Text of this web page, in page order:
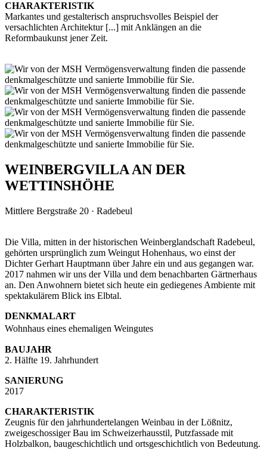
CHARAKTERISTIK
Markantes und gestalterisch anspruchsvolles Beispiel der
versachlichten Architektur [...] mit Anklängen an die
Reformbaukunst jener Zeit.
WEINBERGVILLA AN DER
WETTINSHÖHE
Mittlere Bergstraße 20 · Radebeul
Die Villa, mitten in der historischen Weinberglandschaft Radebeul,
gehörten ursprünglich zum Weingut Hohenhaus, wo einst der
Dichter Gerhart Hauptmann über Jahre ein und aus gegangen war.
2017 nahmen wir uns der Villa und dem benachbarten Gärtnerhaus
an. Den Anwohnern bietet sich heute ein gediegenes Ambiente mit
spektakulärem Blick ins Elbtal.
DENKMALART
Wohnhaus eines ehemaligen Weingutes
BAUJAHR
2. Hälfte 19. Jahrhundert
SANIERUNG
2017
CHARAKTERISTIK
Zeugnis für den jahrhundertelangen Weinbau in der Lößnitz,
zweigeschossiger Bau im Schweizerhausstil, Putzfassade mit
Holzbalkon, baugeschichtlich und ortsgeschichtlich von Bedeutung.